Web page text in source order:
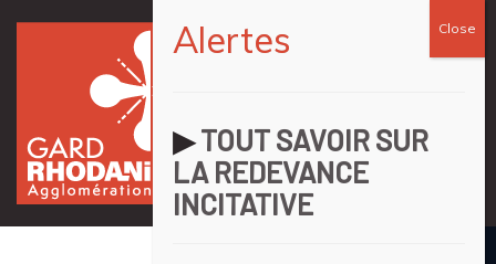
▶︎TOUT SAVOIR SUR
LA REDEVANCE
INCITATIVE